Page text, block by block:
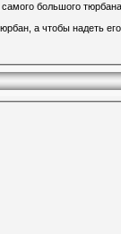
большого
а чтобы надеть